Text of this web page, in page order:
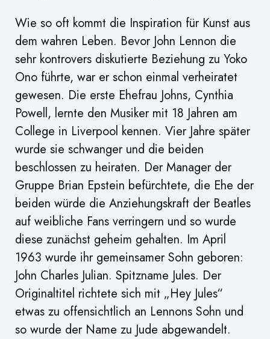
Wie so oft kommt die Inspiration für Kunst aus
dem wahren Leben. Bevor John Lennon die
sehr kontrovers diskutierte Beziehung zu Yoko
Ono führte, war er schon einmal verheiratet
gewesen. Die erste Ehefrau Johns, Cynthia
Powell, lernte den Musiker mit 18 Jahren am
College in Liverpool kennen. Vier Jahre später
wurde sie schwanger und die beiden
beschlossen zu heiraten. Der Manager der
Gruppe Brian Epstein befürchtete, die Ehe der
beiden würde die Anziehungskraft der Beatles
auf weibliche Fans verringern und so wurde
diese zunächst geheim gehalten. Im April
1963 wurde ihr gemeinsamer Sohn geboren:
John Charles Julian. Spitzname Jules. Der
Originaltitel richtete sich mit „Hey Jules“
etwas zu offensichtlich an Lennons Sohn und
so wurde der Name zu Jude abgewandelt.